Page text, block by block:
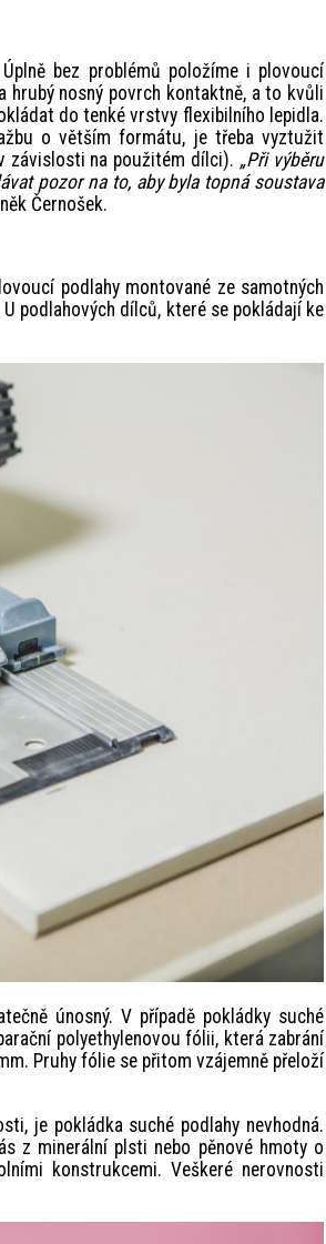
bez problémů položíme i plovoucí
hrubý nosný povrch kontaktně, a to kvůli
do tenké vrstvy flexibilního lepidla.
o větším formátu, je třeba vyztužit
závislosti na použitém dílci). „Při výběru
pozor na to, aby byla topná soustava
Černošek.
podlahy montované ze samotných
podlahových dílců, které se pokládají ke
únosný. V případě pokládky suché
polyethylenovou fólii, která zabrání
Pruhy fólie se přitom vzájemně přeloží
je pokládka suché podlahy nevhodná.
z minerální plsti nebo pěnové hmoty o
konstrukcemi. Veškeré nerovnosti